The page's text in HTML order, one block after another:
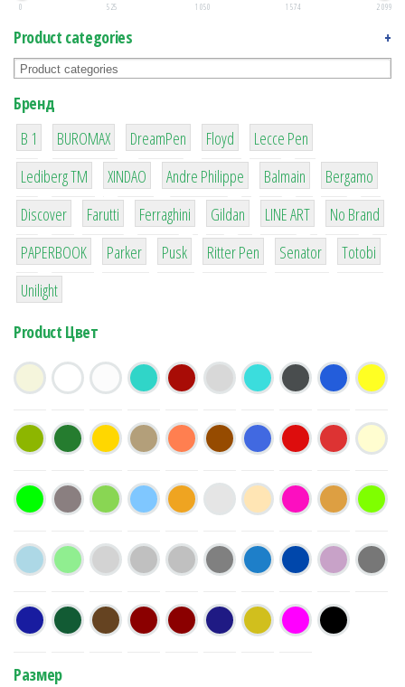
0 525 1 050 1 574 2 099
Product categories +
Бренд
B 1
1
BUROMAX
1
DreamPen
2
Floyd
2
Lecce Pen
3
Lediberg ТМ
3
XINDAO
1
Andre Philippe
4
Balmain
26
Bergamo
64
Discover
299
Farutti
4
Ferraghini
42
Gildan
4
LINE ART
90
No Brand
8
PAPERBOOK
6
Parker
2
Pusk
22
Ritter Pen
15
Senator
43
Totobi
1
Unilight
Product Цвет
Размер